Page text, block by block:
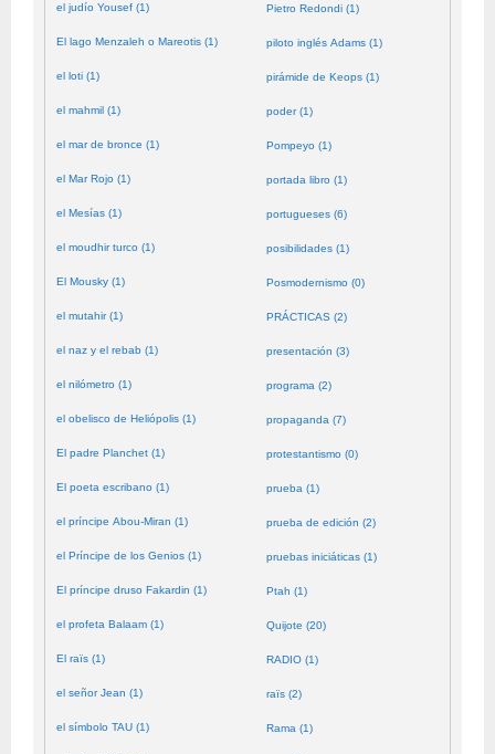
el judío Yousef (1)
El lago Menzaleh o Mareotis (1)
el loti (1)
el mahmil (1)
el mar de bronce (1)
el Mar Rojo (1)
el Mesías (1)
el moudhir turco (1)
El Mousky (1)
el mutahir (1)
el naz y el rebab (1)
el nilómetro (1)
el obelisco de Heliópolis (1)
El padre Planchet (1)
El poeta escribano (1)
el príncipe Abou-Miran (1)
el Príncipe de los Genios (1)
El príncipe druso Fakardin (1)
el profeta Balaam (1)
El raïs (1)
el señor Jean (1)
el símbolo TAU (1)
Pietro Redondi (1)
piloto inglés Adams (1)
pirámide de Keops (1)
poder (1)
Pompeyo (1)
portada libro (1)
portugueses (6)
posibilidades (1)
Posmodernismo (0)
PRÁCTICAS (2)
presentación (3)
programa (2)
propaganda (7)
protestantismo (0)
prueba (1)
prueba de edición (2)
pruebas iniciáticas (1)
Ptah (1)
Quijote (20)
RADIO (1)
raïs (2)
Rama (1)